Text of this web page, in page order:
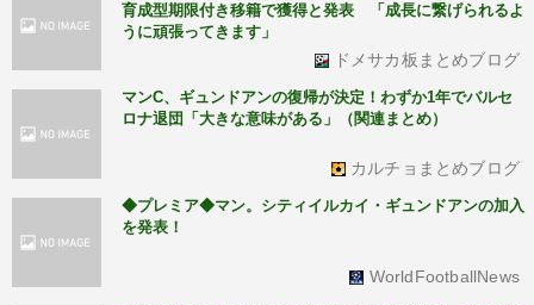
育成型期限付き移籍で獲得と発表 「成長に繋げられるよ
うに頑張ってきます」
ドメサカ板まとめブログ
マンC、ギュンドアンの復帰が決定！わずか1年でバルセ
ロナ退団「大きな意味がある」（関連まとめ）
カルチョまとめブログ
◆プレミア◆マン。シティイルカイ・ギュンドアンの加入
を発表！
WorldFootballNews